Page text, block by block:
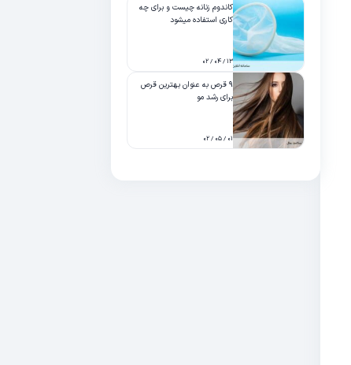
کاندوم زنانه چیست و برای چه
کاری استفاده میشود
۱۳ / ۰۴ / ۰۲
۹ قرص به عنوان بهترین قرص
برای رشد مو
۰۱ / ۰۵ / ۰۲